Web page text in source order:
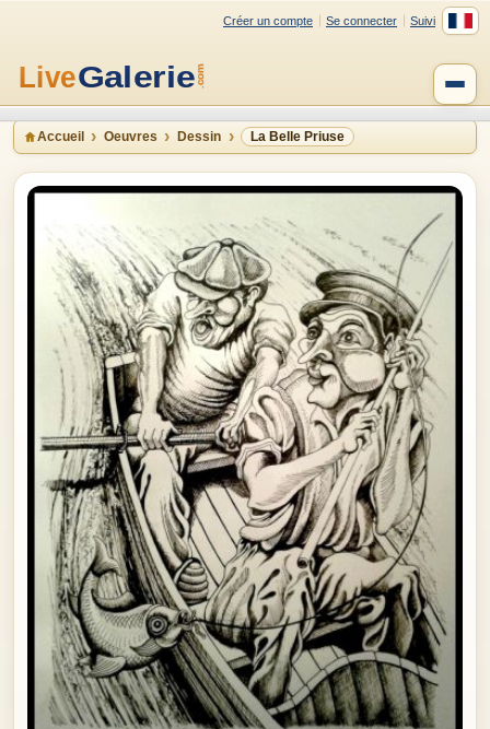
Créer un compte Se connecter Suivi
Accueil Oeuvres Dessin La Belle Priuse